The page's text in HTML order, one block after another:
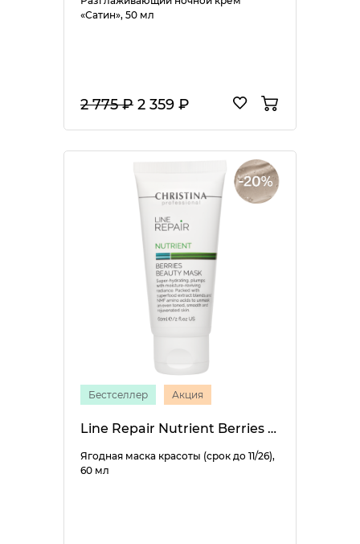
«Сатин», 50 мл
2 775 ₽ 2 359 ₽
Бестселлер Акция
Line Repair Nutrient Berries Beauty Mask
Ягодная маска красоты (срок до 11/26),
60 мл